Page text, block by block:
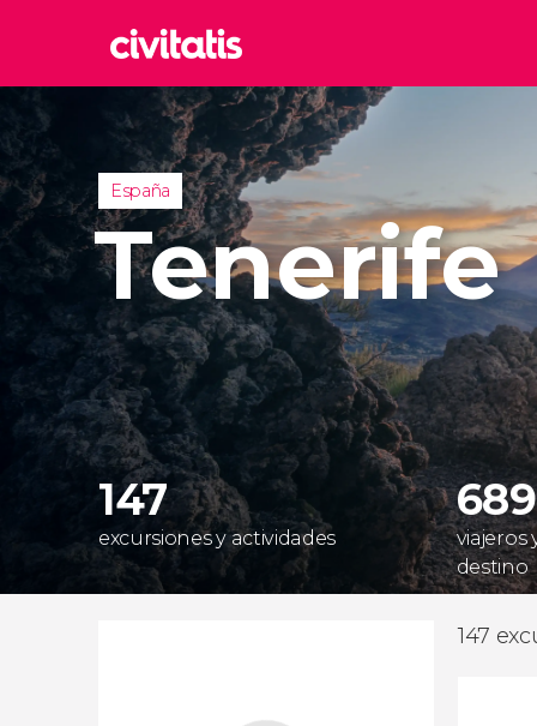
Reino
Reino
España
Tenerife
147
excursiones y actividades
viajeros
destino
147